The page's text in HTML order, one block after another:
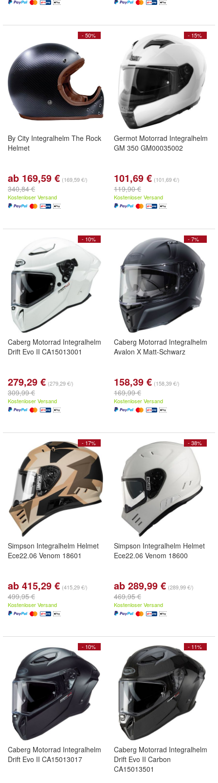
- 50%
By City Integralhelm The Rock
Helmet
ab 169,59 € (169,59 €/)
340,84 €
Kostenloser Versand
- 15%
Germot Motorrad Integralhelm
GM 350 GM00035002
101,69 € (101,69 €/)
119,90 €
Kostenloser Versand
- 10%
Caberg Motorrad Integralhelm
Drift Evo II CA15013001
279,29 € (279,29 €/)
309,99 €
Kostenloser Versand
- 7%
Caberg Motorrad Integralhelm
Avalon X Matt-Schwarz
158,39 € (158,39 €/)
169,99 €
Kostenloser Versand
- 17%
Simpson Integralhelm Helmet
Ece22.06 Venom 18601
ab 415,29 € (415,29 €/)
499,95 €
Kostenloser Versand
- 38%
Simpson Integralhelm Helmet
Ece22.06 Venom 18600
ab 289,99 € (289,99 €/)
469,95 €
Kostenloser Versand
- 10%
Caberg Motorrad Integralhelm
Drift Evo II CA15013017
- 11%
Caberg Motorrad Integralhelm
Drift Evo II Carbon
CA15013501